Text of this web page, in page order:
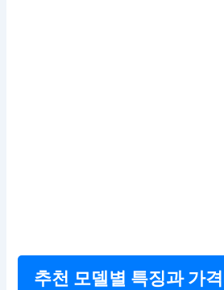
추천 모델별 특징과 가